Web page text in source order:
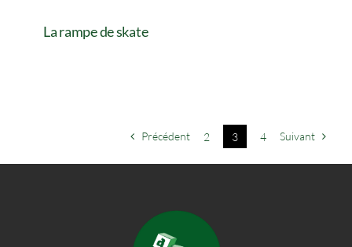
La rampe de skate
La rampe de skate
Précédent 2 3 4 Suivant